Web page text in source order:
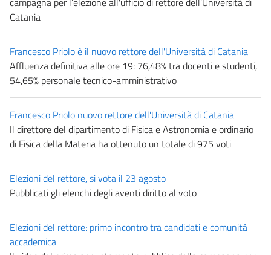
Catania
Francesco Priolo è il nuovo rettore dell'Università di Catania
Affluenza definitiva alle ore 19: 76,48% tra docenti e studenti,
54,65% personale tecnico-amministrativo
Francesco Priolo nuovo rettore dell'Università di Catania
Il direttore del dipartimento di Fisica e Astronomia e ordinario
di Fisica della Materia ha ottenuto un totale di 975 voti
Elezioni del rettore, si vota il 23 agosto
Pubblicati gli elenchi degli aventi diritto al voto
Elezioni del rettore: primo incontro tra candidati e comunità
accademica